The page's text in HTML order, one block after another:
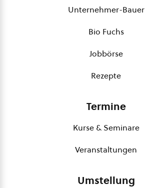
Unternehmer-Bauer
Bio Fuchs
Jobbörse
Rezepte
Termine
Kurse & Seminare
Veranstaltungen
Umstellung